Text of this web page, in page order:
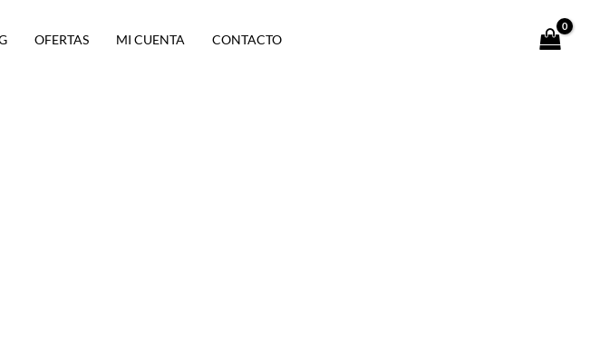
OFERTAS MI CUENTA CONTACTO